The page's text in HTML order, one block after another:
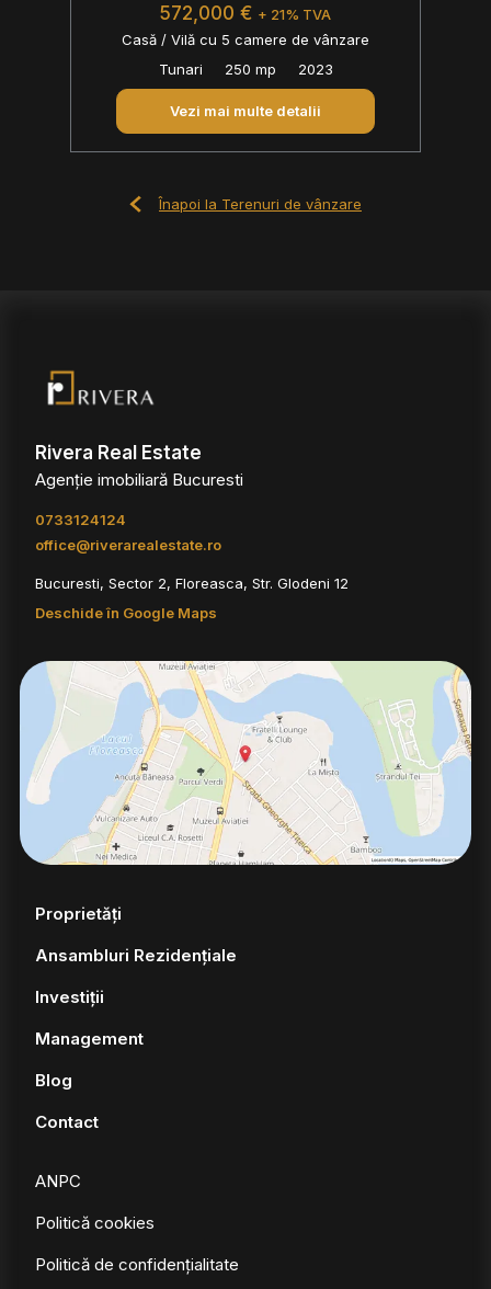
572,000 € + 21% TVA
Casă / Vilă cu 5 camere de vânzare
Tunari
250 mp 2023
Vezi mai multe detalii
Înapoi la Terenuri de vânzare
Rivera Real Estate
Agenție imobiliară Bucuresti
0733124124
office@riverarealestate.ro
Bucuresti, Sector 2, Floreasca, Str. Glodeni 12
Deschide în Google Maps
Proprietăți
Ansambluri Rezidențiale
Investiții
Management
Blog
Contact
ANPC
Politică cookies
Politică de confidențialitate